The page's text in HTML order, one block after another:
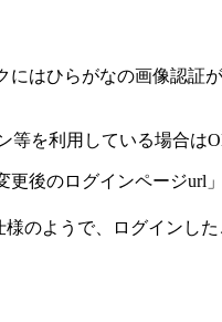
はひらがなの画像認証
等を利用している場合は
後のログインページurl
のようで、ログインし